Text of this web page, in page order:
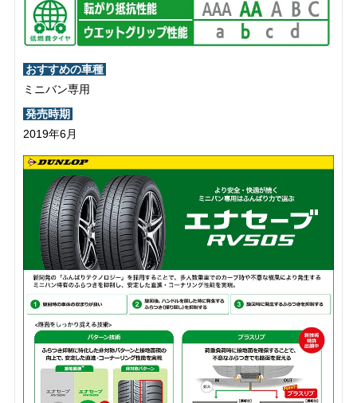
おすすめの車種
ミニバン専用
発売時期
2019年6月